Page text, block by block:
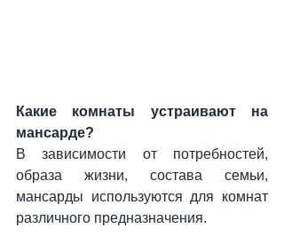
Какие комнаты устраивают на
мансарде?
В зависимости от потребностей,
образа жизни, состава семьи,
мансарды используются для комнат
различного предназначения.